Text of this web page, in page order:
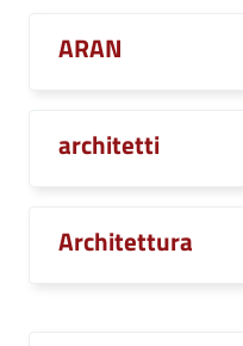
ARAN
architetti
Architettura